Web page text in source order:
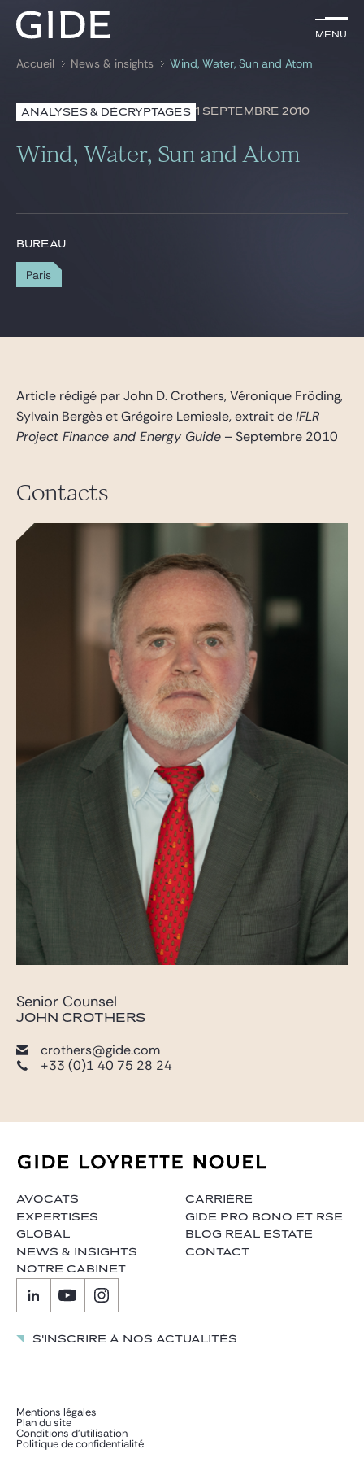
Menu
Rechercher par mots-clés
Menu
Avocats
Global
News & insights
Notre cabinet
Carrière
Blog Real Estate
Contact
Accueil News & insights Wind, Water, Sun and Atom
ANALYSES & DÉCRYPTAGES 1 SEPTEMBRE 2010
Wind, Water, Sun and Atom
BUREAU
Paris
Article rédigé par John D. Crothers,Véronique Fröding,
Sylvain Bergès et Grégoire Lemiesle, extrait deIFLR
Project Finance and Energy Guide – Septembre 2010
Contacts
Senior Counsel
JOHN CROTHERS
crothers@gide.com
+33 (0)1 40 75 28 24
AVOCATS
EXPERTISES
GLOBAL
NEWS & INSIGHTS
NOTRE CABINET
CARRIÈRE
GIDE PRO BONO ET RSE
BLOG REAL ESTATE
CONTACT
S'inscrire à nos actualités
Mentions légales
Plan du site
Conditions d’utilisation
Politique de confidentialité